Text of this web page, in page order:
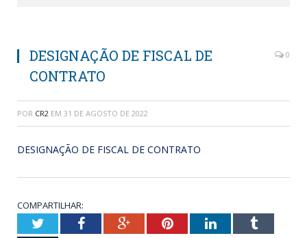
DESIGNAÇÃO DE FISCAL DE
CONTRATO
0
POR CR2 EM 31 DE AGOSTO DE 2022
DESIGNAÇÃO DE FISCAL DE CONTRATO
COMPARTILHAR:
TwitterFacebookGoogle+PinterestLinkedInTumblr